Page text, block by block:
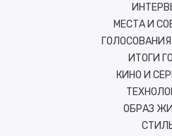
МЕСТА И
ИТОГИ
КИНО И
ОБРАЗ